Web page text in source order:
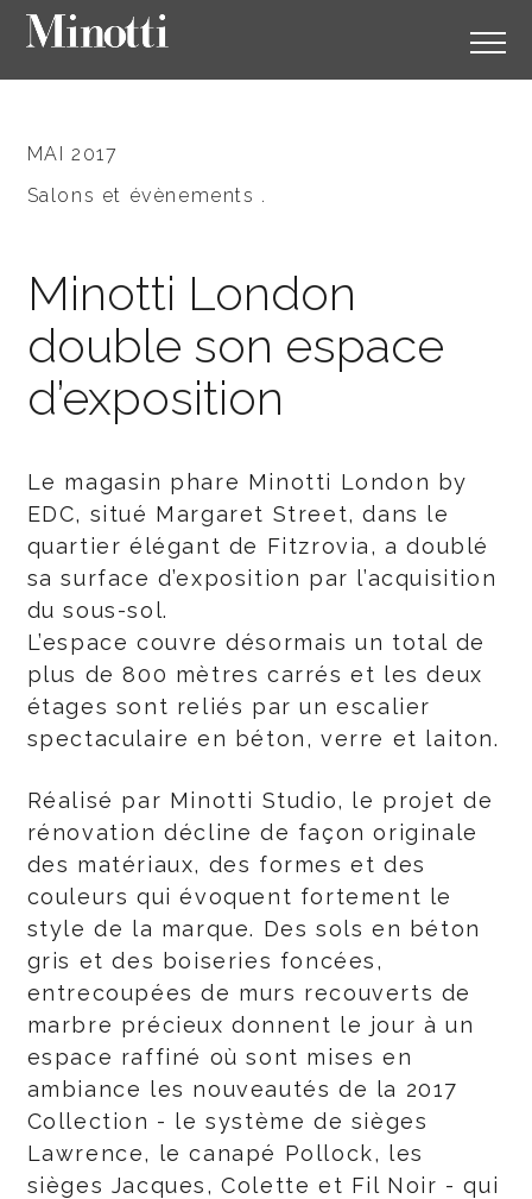
MAI 2017
Salons et évènements .
Minotti London
double son espace
d’exposition
Le magasin phare Minotti London by
EDC, situé Margaret Street, dans le
quartier élégant de Fitzrovia, a doublé
sa surface d’exposition par l’acquisition
du sous-sol.
L’espace couvre désormais un total de
plus de 800 mètres carrés et les deux
étages sont reliés par un escalier
spectaculaire en béton, verre et laiton.
Réalisé par Minotti Studio, le projet de
rénovation décline de façon originale
des matériaux, des formes et des
couleurs qui évoquent fortement le
style de la marque. Des sols en béton
gris et des boiseries foncées,
entrecoupées de murs recouverts de
marbre précieux donnent le jour à un
espace raffiné où sont mises en
ambiance les nouveautés de la 2017
Collection - le système de sièges
Lawrence, le canapé Pollock, les
sièges Jacques, Colette et Fil Noir - qui